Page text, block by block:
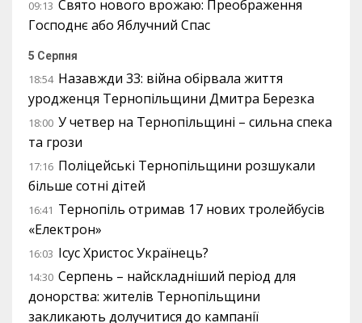
09:13 Свято нового врожаю: Преображення
Господнє або Яблучний Спас
5 Серпня
18:54 Назавжди 33: війна обірвала життя
уродженця Тернопільщини Дмитра Березка
18:00 У четвер на Тернопільщині – сильна спека
та грози
17:16 Поліцейські Тернопільщини розшукали
більше сотні дітей
16:41 Тернопіль отримав 17 нових тролейбусів
«Електрон»
16:03 Ісус Христос Українець?
14:30 Серпень – найскладніший період для
донорства: жителів Тернопільщини
закликають долучитися до кампанії